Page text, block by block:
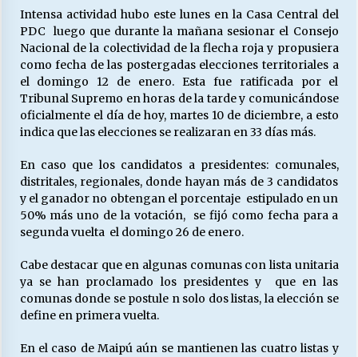
28/05/2026
Releyendo la Rerum Novarum a 135 años. “La
cuestión social hoy”.
16/05/2026
Nuestras Almas)
30/04/2026
¿Asesores con doble sueldo?
18/04/2026
Chile y sus segmentos de la riqueza
06/04/2026
Intensa actividad hubo este lunes en la Casa Central del
PDC luego que durante la mañana sesionar el Consejo
Nacional de la colectividad de la flecha roja y propusiera
como fecha de las postergadas elecciones territoriales a
el domingo 12 de enero. Esta fue ratificada por el
Tribunal Supremo en horas de la tarde y comunicándose
oficialmente el día de hoy, martes 10 de diciembre, a esto
indica que las elecciones se realizaran en 33 días más.
En caso que los candidatos a presidentes: comunales,
distritales, regionales, donde hayan más de 3 candidatos
y el ganador no obtengan el porcentaje estipulado en un
50% más uno de la votación, se fijó como fecha para a
segunda vuelta el domingo 26 de enero.
Cabe destacar que en algunas comunas con lista unitaria
ya se han proclamado los presidentes y que en las
comunas donde se postule n solo dos listas, la elección se
define en primera vuelta.
En el caso de Maipú aún se mantienen las cuatro listas y